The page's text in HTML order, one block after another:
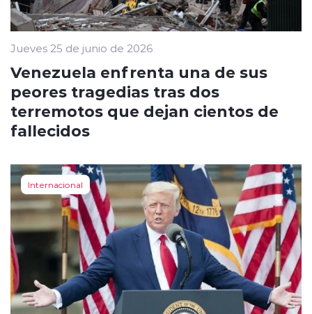
Jueves 25 de junio de 2026
Venezuela enfrenta una de sus
peores tragedias tras dos
terremotos que dejan cientos de
fallecidos
Internacional